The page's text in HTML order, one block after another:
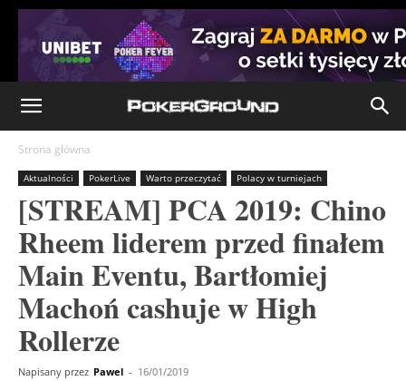
Strona główna
Aktualności PokerLive Warto przeczytać Polacy w turniejach
[STREAM] PCA 2019: Chino
Rheem liderem przed finałem
Main Eventu, Bartłomiej
Machoń cashuje w High
Rollerze
Napisany przez Pawel - 16/01/2019